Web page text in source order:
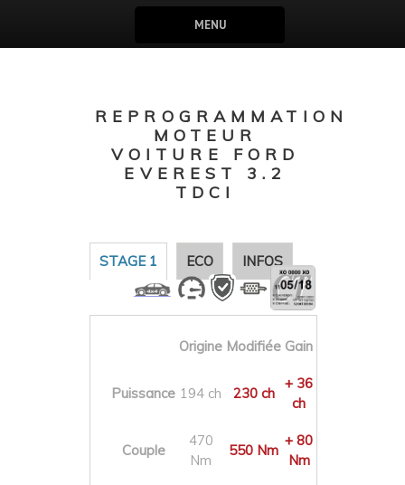
MENU
REPROGRAMMATION
MOTEUR
VOITURE FORD
EVEREST 3.2
TDCI
STAGE 1 ECO INFOS
Origine Modifiée Gain
Puissance 194 ch 230 ch
+ 36
ch
Couple
470
Nm
550 Nm
+ 80
Nm